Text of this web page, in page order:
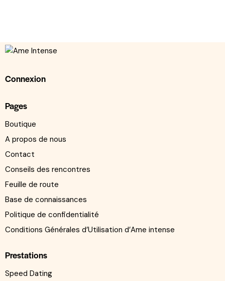
Connexion
Pages
Boutique
A propos de nous
Contact
Conseils des rencontres
Feuille de route
Base de connaissances
Politique de confidentialité
Conditions Générales d’Utilisation d’Ame intense
Prestations
Speed Dating